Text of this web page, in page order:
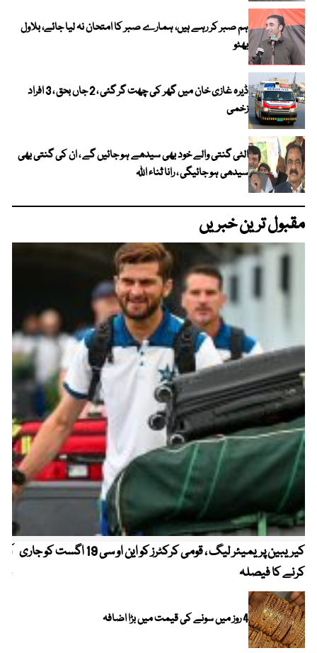
ہم صبر کر رہے ہیں، ہمارے صبر کا امتحان نہ لیا جائے، بلاول
بھٹو
ڈیرہ غازی خان میں گھر کی چھت گر گئی ، 2 جاں بحق ، 3 افراد
زخمی
الٹی گنتی والے خود بھی سیدھے ہو جائیں گے ، ان کی گنتی بھی
سیدھی ہو جائیگی ، رانا ثناء اللہ
مقبول ترین خبریں
کیریبین پریمیئر لیگ ، قومی کرکٹرز کو این او سی 19 اگست کو جاری
کرنے کا فیصلہ
4 روز میں سونے کی قیمت میں بڑا اضافہ